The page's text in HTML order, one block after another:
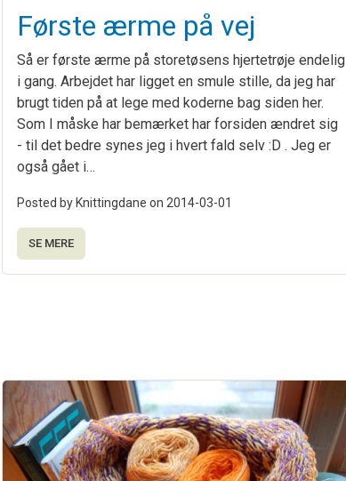
Første ærme på vej
Så er første ærme på storetøsens hjertetrøje endelig
i gang. Arbejdet har ligget en smule stille, da jeg har
brugt tiden på at lege med koderne bag siden her.
Som I måske har bemærket har forsiden ændret sig
- til det bedre synes jeg i hvert fald selv :D . Jeg er
også gået i…
Posted by Knittingdane on 2014-03-01
SE MERE